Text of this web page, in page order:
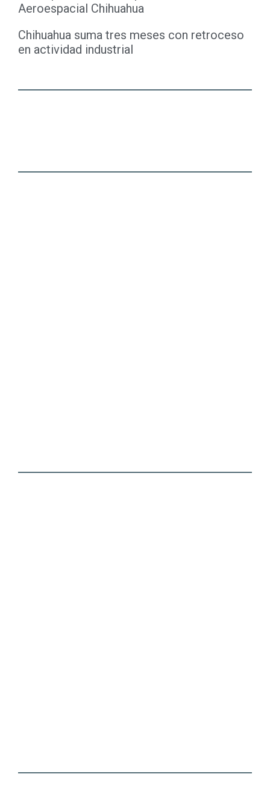
Aeroespacial Chihuahua
Chihuahua suma tres meses con retroceso
en actividad industrial